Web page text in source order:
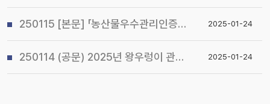
250115 [본문] 「농산물우수관리인증(GAP) 기본교육 관리지침」개정 알림 2025-01-24
250114 (공문) 2025년 왕우렁이 관리지침 및 전국 일제 수거기간 운영계획 알림 2025-01-24